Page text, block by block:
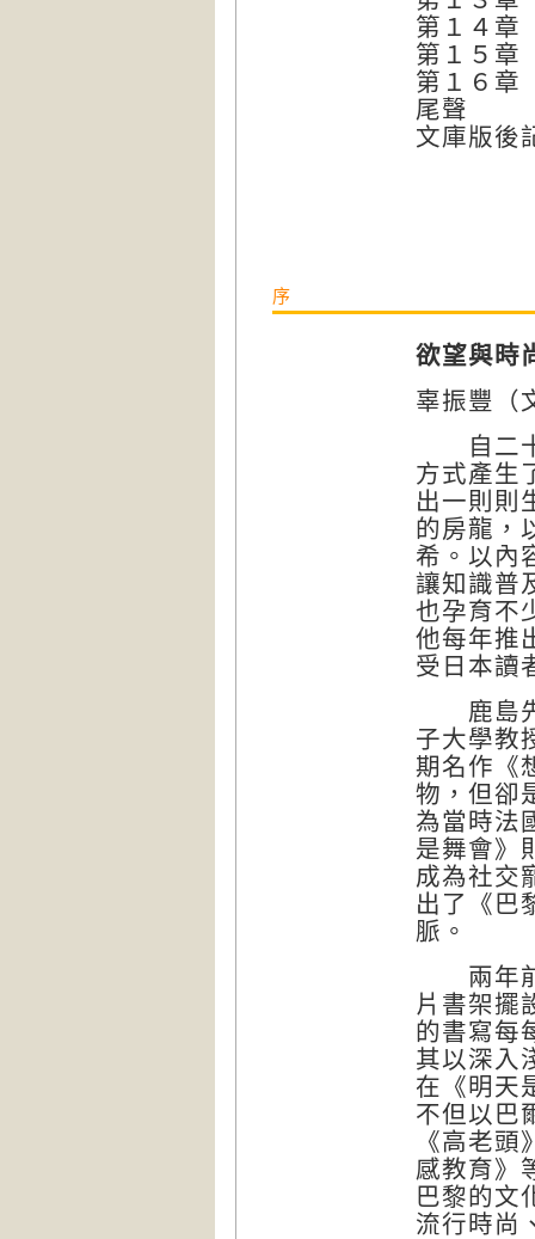
第１４章
第１５章
第１６
尾聲
文庫版後
序
欲望與時
辜振豐（
自二十
方式產生
出一則則
的房龍，
希。以內
讓知識普
也孕育不
他每年推
受日本讀
鹿島先
子大學教
期名作《
物，但卻
為當時法
是舞會》
成為社交
出了《巴
脈。
兩年前
片書架擺
的書寫每
其以深入
在《明天
不但以巴
《高老
感教育》
巴黎的文
流行時尚